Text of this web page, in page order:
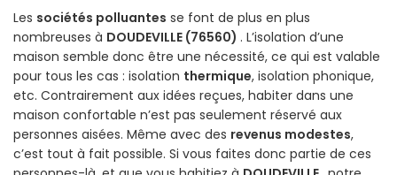
Les sociétés polluantes se font de plus en plus
nombreuses à DOUDEVILLE (76560) . L’isolation d’une
maison semble donc être une nécessité, ce qui est valable
pour tous les cas : isolation thermique, isolation phonique,
etc. Contrairement aux idées reçues, habiter dans une
maison confortable n’est pas seulement réservé aux
personnes aisées. Même avec des revenus modestes,
c’est tout à fait possible. Si vous faites donc partie de ces